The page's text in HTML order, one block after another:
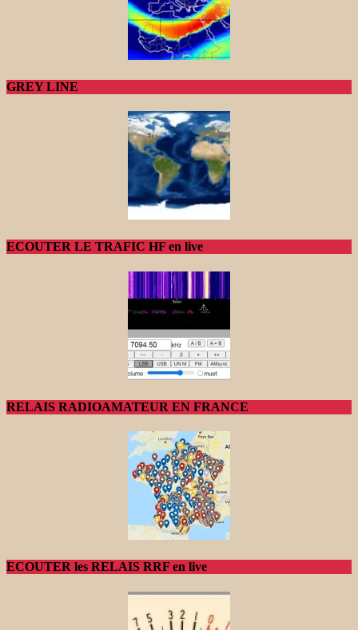
GREY LINE
ECOUTER LE TRAFIC HF en live
RELAIS RADIOAMATEUR EN FRANCE
ECOUTER les RELAIS RRF en live